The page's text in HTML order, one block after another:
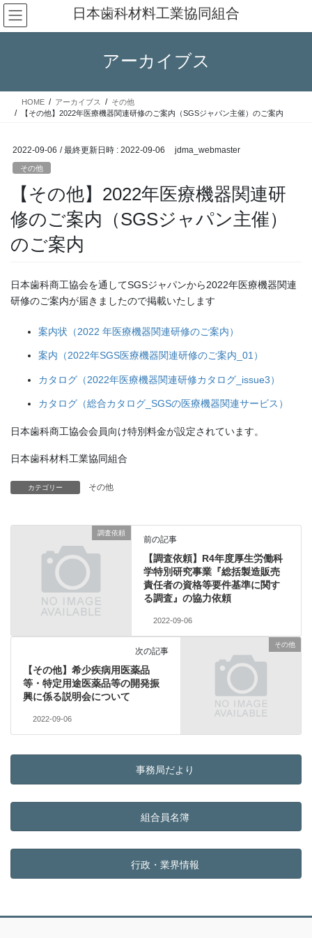
コ
ン
テ
ス
ナ
ビ
ゲ
ン
日本歯科材料工業協同組合
アーカイブス
HOME アーカイブス
その他
【その他】2022年医療機器関連研修のご案内（SGSジャパン主催）のご案内
2022-09-06 / 最終更新日時 : 2022-09-06 jdma_webmaster
その他
【その他】2022年医療機器関連研
修のご案内（SGSジャパン主催）
のご案内
日本歯科商工協会を通してSGSジャパンから2022年医療機器関連
研修のご案内が届きましたので掲載いたします
案内状（2022 年医療機器関連研修のご案内）
案内（2022年SGS医療機器関連研修のご案内_01）
カタログ（2022年医療機器関連研修カタログ_issue3）
カタログ（総合カタログ_SGSの医療機器関連サービス）
日本歯科商工協会会員向け特別料金が設定されています。
日本歯科材料工業協同組合
カテゴリー その他
調査依頼
前の記事
【調査依頼】R4年度厚生労働科
学特別研究事業『総括製造販売
責任者の資格等要件基準に関す
る調査』の協力依頼
2022-09-06
その他
次の記事
【その他】希少疾病用医薬品
等・特定用途医薬品等の開発振
興に係る説明会について
2022-09-06
事務局だより
組合員名簿
行政・業界情報